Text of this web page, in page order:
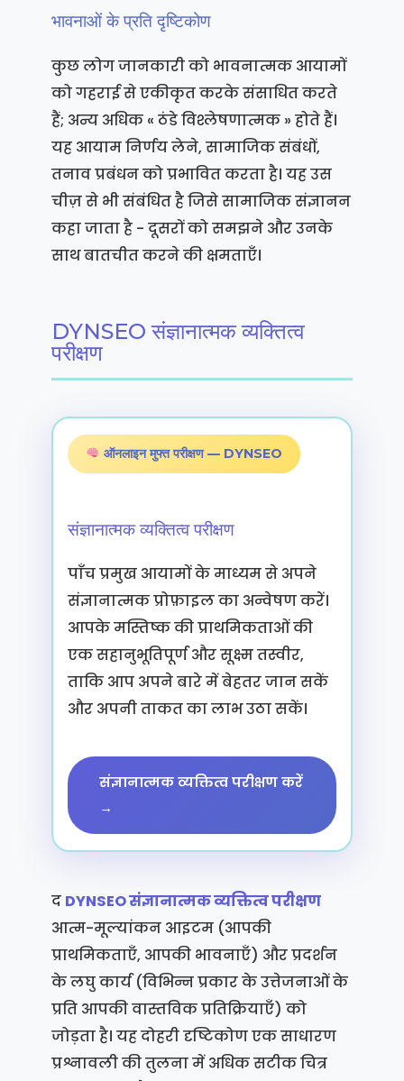
भावनाओं के प्रति दृष्टिकोण
कुछ लोग जानकारी को भावनात्मक आयामों
को गहराई से एकीकृत करके संसाधित करते
हैं; अन्य अधिक « ठंडे विश्लेषणात्मक » होते हैं।
यह आयाम निर्णय लेने, सामाजिक संबंधों,
तनाव प्रबंधन को प्रभावित करता है। यह उस
चीज़ से भी संबंधित है जिसे सामाजिक संज्ञानन
कहा जाता है - दूसरों को समझने और उनके
साथ बातचीत करने की क्षमताएँ।
DYNSEO संज्ञानात्मक व्यक्तित्व
परीक्षण
ऑनलाइन मुफ्त परीक्षण — DYNSEO
संज्ञानात्मक व्यक्तित्व परीक्षण
पाँच प्रमुख आयामों के माध्यम से अपने
संज्ञानात्मक प्रोफ़ाइल का अन्वेषण करें।
आपके मस्तिष्क की प्राथमिकताओं की
एक सहानुभूतिपूर्ण और सूक्ष्म तस्वीर,
ताकि आप अपने बारे में बेहतर जान सकें
और अपनी ताकत का लाभ उठा सकें।
संज्ञानात्मक व्यक्तित्व परीक्षण करें
→
द DYNSEO संज्ञानात्मक व्यक्तित्व परीक्षण
आत्म-मूल्यांकन आइटम (आपकी
प्राथमिकताएँ, आपकी भावनाएँ) और प्रदर्शन
के लघु कार्य (विभिन्न प्रकार के उत्तेजनाओं के
प्रति आपकी वास्तविक प्रतिक्रियाएँ) को
जोड़ता है। यह दोहरी दृष्टिकोण एक साधारण
प्रश्नावली की तुलना में अधिक सटीक चित्र